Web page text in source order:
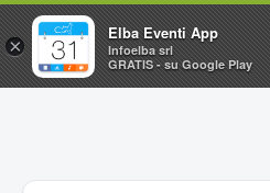
Home
×
Elba Eventi App
Infoelba srl
GRATIS - su Google Play